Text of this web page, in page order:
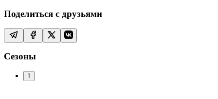
Поделиться с друзьями
Сезоны
1